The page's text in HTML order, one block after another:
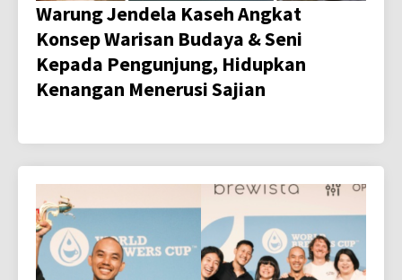
Warung Jendela Kaseh Angkat
Konsep Warisan Budaya & Seni
Kepada Pengunjung, Hidupkan
Kenangan Menerusi Sajian